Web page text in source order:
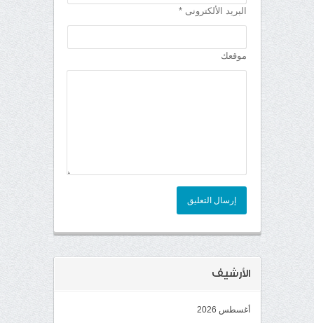
البريد الألكترونى *
موقعك
إرسال التعليق
الأرشيف
أغسطس 2026